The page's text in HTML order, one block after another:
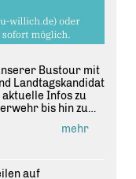
Bustour mit
Landtagskandidat
aktuelle Infos zu
bis hin zum
(info@cdu-
#bauprojekte
mehr
auf